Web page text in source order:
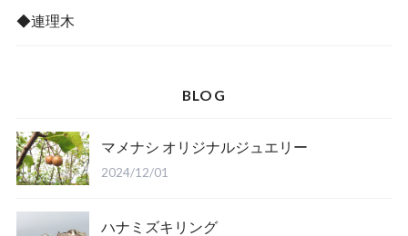
◆連理木
BLOG
マメナシ オリジナルジュエリー
2024/12/01
ハナミズキリング